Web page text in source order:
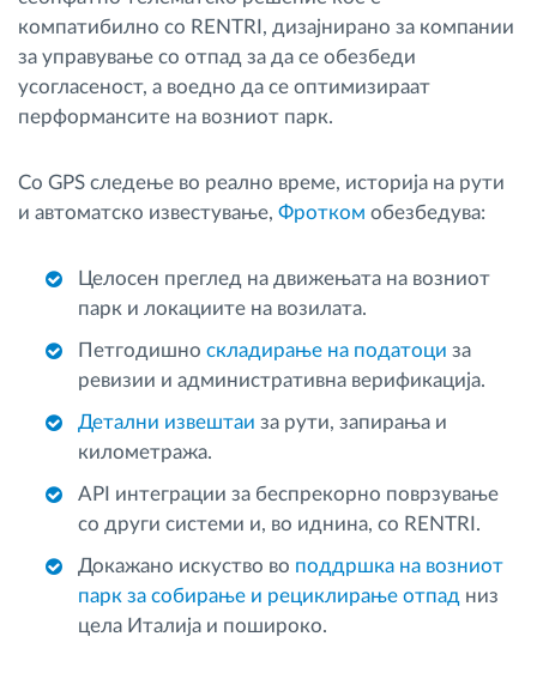
компатибилно со RENTRI, дизајнирано за компании
за управување со отпад за да се обезбеди
усогласеност, а воедно да се оптимизираат
перформансите на возниот парк.
Со GPS следење во реално време, историја на рути
и автоматско известување, Фротком обезбедува:
Целосен преглед на движењата на возниот
парк и локациите на возилата.
Петгодишно складирање на податоци за
ревизии и административна верификација.
Детални извештаи за рути, запирања и
километража.
API интеграции за беспрекорно поврзување
со други системи и, во иднина, со RENTRI.
Докажано искуство во поддршка на возниот
парк за собирање и рециклирање отпад низ
цела Италија и пошироко.